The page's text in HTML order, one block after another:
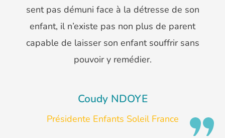
sent pas démuni face à la détresse de son
enfant, il n’existe pas non plus de parent
capable de laisser son enfant souffrir sans
pouvoir y remédier.
Coudy NDOYE
Présidente Enfants Soleil France